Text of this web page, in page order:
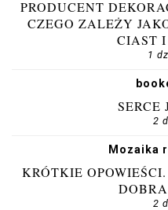
PRODUCENT
CZEGO ZALEŻY
CIAST I
1
SERCE
2
Mozaika
KRÓTKIE
2